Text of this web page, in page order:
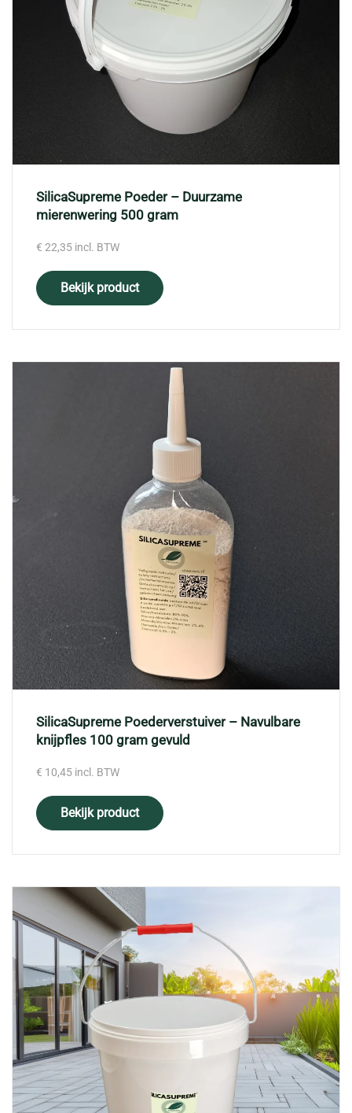
SilicaSupreme Poeder – Duurzame
mierenwering 500 gram
€ 22,35 incl. BTW
Bekijk product
SilicaSupreme Poederverstuiver – Navulbare
knijpfles 100 gram gevuld
€ 10,45 incl. BTW
Bekijk product